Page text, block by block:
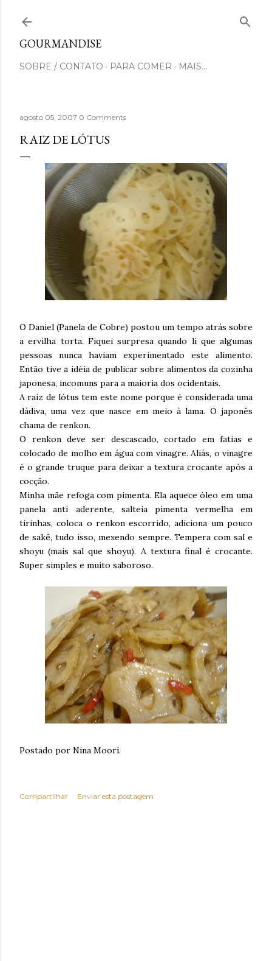
GOURMANDISE
SOBRE / CONTATO PARA COMER MAIS…
agosto 05, 2007 0 Comments
RAIZ DE LÓTUS
O Daniel (Panela de Cobre) postou um tempo atrás sobre
a ervilha torta. Fiquei surpresa quando li que algumas
pessoas nunca haviam experimentado este alimento.
Então tive a idéia de publicar sobre alimentos da cozinha
japonesa, incomuns para a maioria dos ocidentais.
A raiz de lótus tem este nome porque é considerada uma
dádiva, uma vez que nasce em meio à lama. O japonês
chama de renkon.
O renkon deve ser descascado, cortado em fatias e
colocado de molho em água com vinagre. Aliás, o vinagre
é o grande truque para deixar a textura crocante após a
cocção.
Minha mãe refoga com pimenta. Ela aquece óleo em uma
panela anti aderente, salteia pimenta vermelha em
tirinhas, coloca o renkon escorrido, adiciona um pouco
de sakê, tudo isso, mexendo sempre. Tempera com sal e
shoyu (mais sal que shoyu). A textura final é crocante.
Super simples e muito saboroso.
Postado por Nina Moori.
Compartilhar Enviar esta postagem